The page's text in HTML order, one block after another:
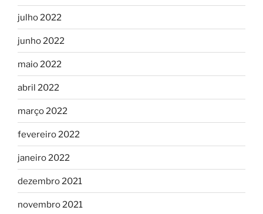
julho 2022
junho 2022
maio 2022
abril 2022
março 2022
fevereiro 2022
janeiro 2022
dezembro 2021
novembro 2021